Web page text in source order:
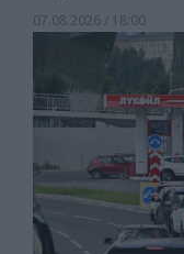
07.08.2026 / 18:00